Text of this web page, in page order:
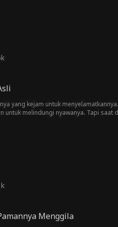
yang kejam untuk
untuk melindungi nyawanya. Tapi
Menggila